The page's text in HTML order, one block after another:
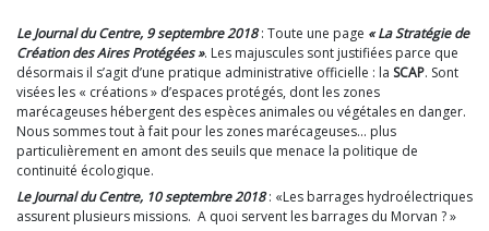
Le Journal du Centre, 9 septembre 2018: Toute une page « La Stratégie de
Création des Aires Protégées ». Les majuscules sont justifiées parce que
désormais il s’agit d’une pratique administrative officielle : la SCAP. Sont
visées les « créations » d’espaces protégés, dont les zones
marécageuses hébergent des espèces animales ou végétales en danger.
Nous sommes tout à fait pour les zones marécageuses… plus
particulièrement en amont des seuils que menace la politique de
continuité écologique.
Le Journal du Centre, 10 septembre 2018: «Les barrages hydroélectriques
assurent plusieurs missions. A quoi servent les barrages du Morvan ? »